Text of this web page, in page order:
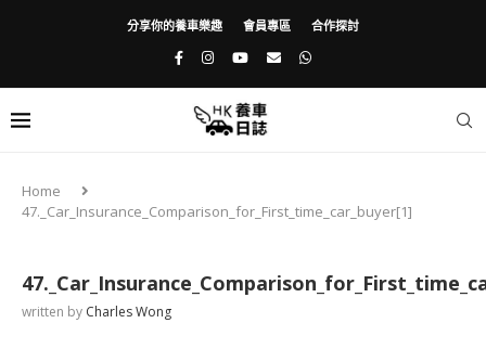
分享你的養車樂趣 會員專區 合作探討
Home
47._Car_Insurance_Comparison_for_First_time_car_buyer[1]
written by Charles Wong